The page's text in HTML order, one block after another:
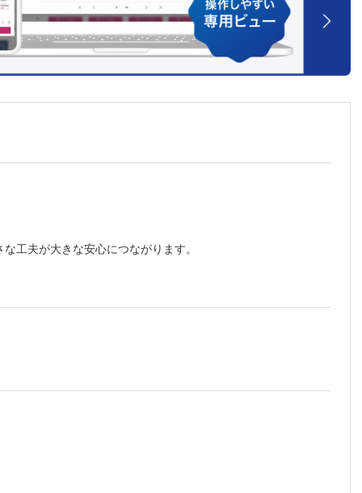
とビ
10回
工夫が大きな安心につながります。